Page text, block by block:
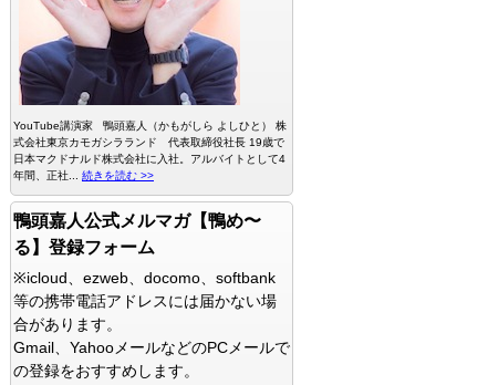
YouTube講演家 鴨頭嘉人（かもがしら よしひと） 株
式会社東京カモガシラランド 代表取締役社長 19歳で
日本マクドナルド株式会社に入社。アルバイトとして4
年間、正社... 続きを読む >>
鴨頭嘉人公式メルマガ【鴨め〜
る】登録フォーム
※icloud、ezweb、docomo、softbank
等の携帯電話アドレスには届かない場
合があります。
Gmail、YahooメールなどのPCメールで
の登録をおすすめします。